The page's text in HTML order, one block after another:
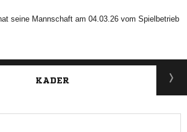
seine Mannschaft am 04.03.26 vom Spielbetrieb
KADER